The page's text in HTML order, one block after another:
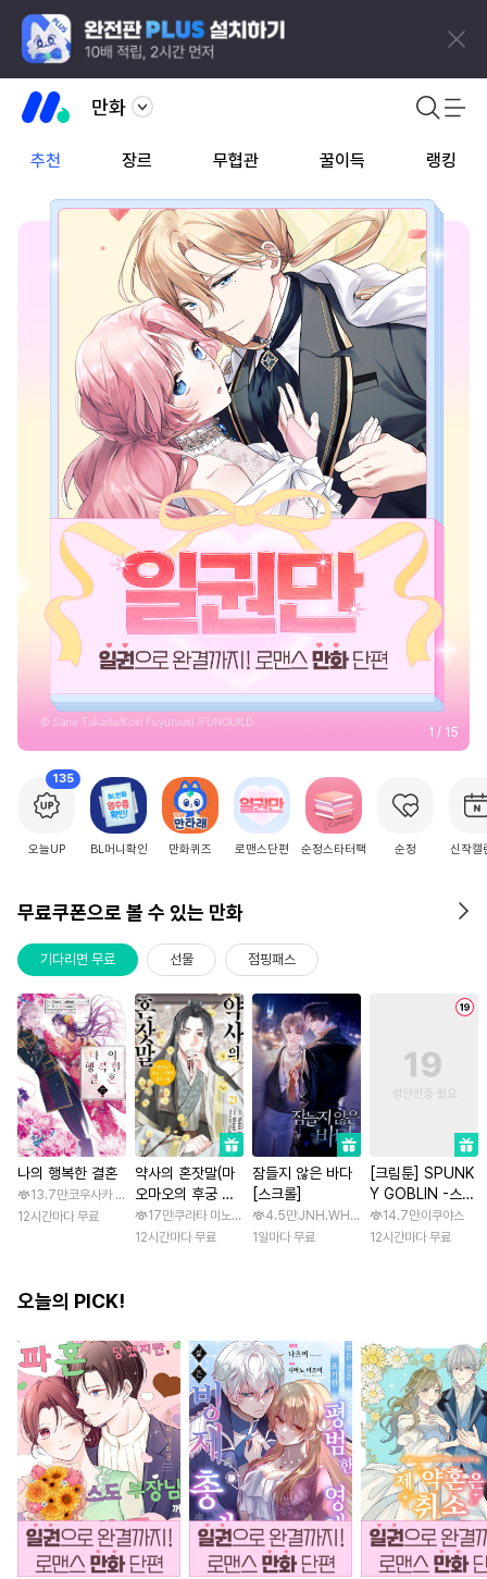
만화
추천 장르 무협관 꿀이득 랭킹
2 / 15
135
오늘UP BL머니확인 만화퀴즈 로맨스단편 순정스타터팩 순정 신작캘
무료쿠폰으로 볼 수 있는 만화
기다리면 무료 선물 점핑패스
나의 행복한 결혼
13.7만코우사카 리토 / 아기토기 아쿠미
12시간마다 무료
약사의 혼잣말(마
오마오의 후궁 수
수께끼 풀이수첩)
17만쿠라타 미노지 / 휴우가 나츠
12시간마다 무료
잠들지 않은 바다
[스크롤]
4.5만JNH.WH Studio / Lasso
1일마다 무료
[크림툰] SPUNK
Y GOBLIN -스펑
키 고블린- [스크
롤]
14.7만이쿠야스
12시간마다 무료
오늘의 PICK!